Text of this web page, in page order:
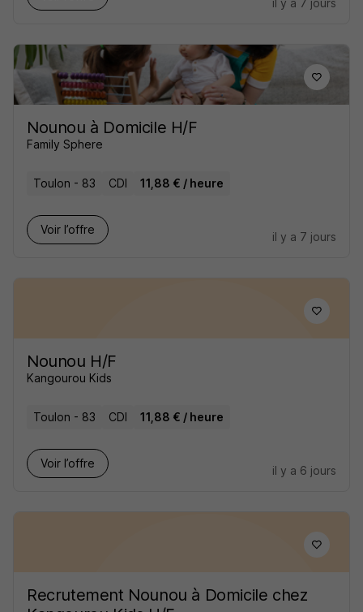
il y a 7 jours
Nounou à Domicile H/F
Family Sphere
Toulon - 83 CDI 11,88 € / heure
Voir l’offre
il y a 7 jours
Nounou H/F
Kangourou Kids
Toulon - 83 CDI 11,88 € / heure
Voir l’offre
il y a 6 jours
Recrutement Nounou à Domicile chez